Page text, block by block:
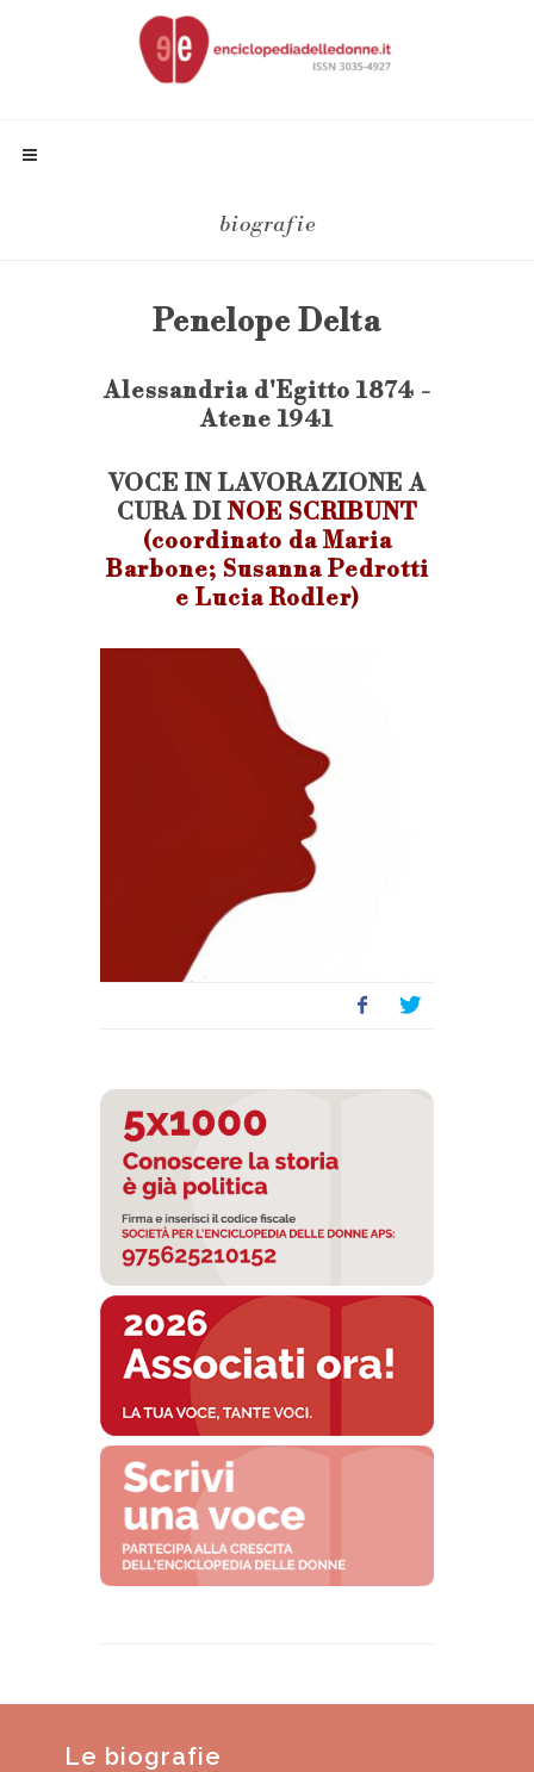
biografie
Penelope Delta
Alessandria d'Egitto 1874 -
Atene 1941
VOCE IN LAVORAZIONE A
CURA DI NOE SCRIBUNT
(coordinato da Maria
Barbone; Susanna Pedrotti
e Lucia Rodler)
Le biografie